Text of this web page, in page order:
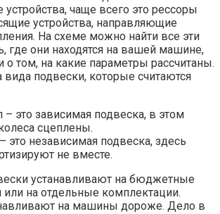
чаще всего это рессоры
устройства, направляющие
На схеме можно найти все эти
где они находятся на вашей машине,
о том, на какие параметры рассчитаны.
вида подвески, которые считаются
это зависимая подвеска, в этом
сцеплены.
это независимая подвеска, здесь
не вместе.
устанавливают на бюджетные
на отдельные комплектации.
на машины дороже. Дело в